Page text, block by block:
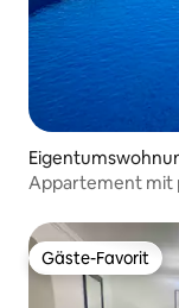
Appartement mit
Gäste-Favorit
Gäste-Favorit